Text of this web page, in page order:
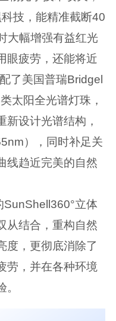
技，能精准截断40
大幅增强有益红光
眼疲劳，还能将近
了美国普瑞Bridgel
太阳全光谱灯珠，
新设计光谱结构，
），同时补足关
线趋近完美的自然
SunShell360°立体
从结合，重构自然
度，更彻底消除了
劳，并在各种环境